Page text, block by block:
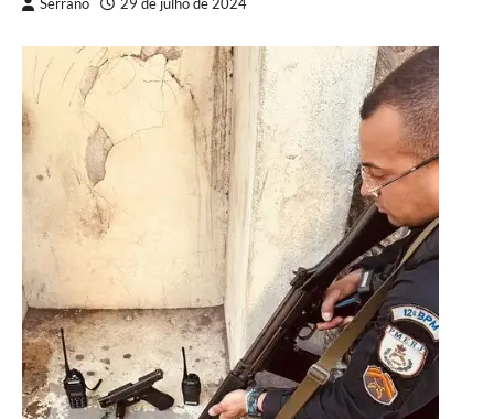
Serrano 29 de julho de 2024